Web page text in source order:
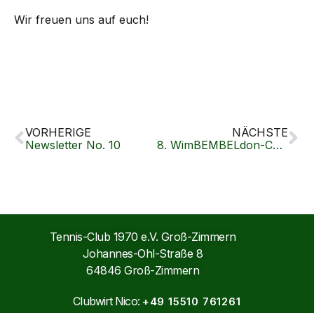
Wir freuen uns auf euch!
VORHERIGE
Newsletter No. 10
NÄCHSTE
8. WimBEMBELdon-Cup 2026
Tennis-Club 1970 e.V. Groß-Zimmern
Johannes-Ohl-Straße 8
64846 Groß-Zimmern
Clubwirt Nico: +49 15510 761261